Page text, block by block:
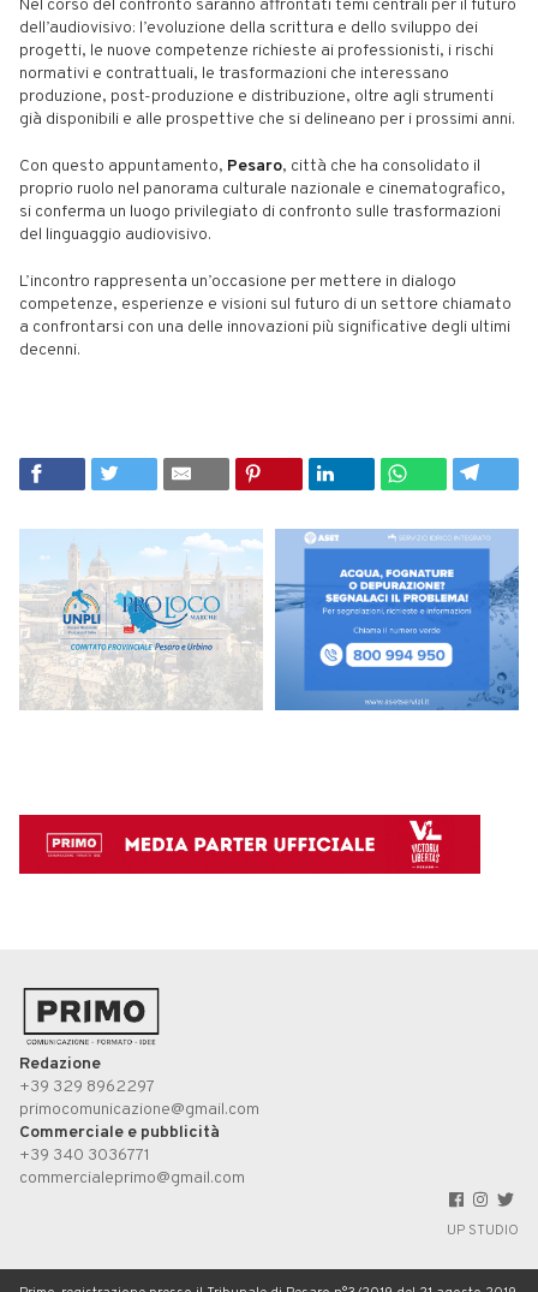
Nel corso del confronto saranno affrontati temi centrali per il futuro
dell’audiovisivo: l’evoluzione della scrittura e dello sviluppo dei
progetti, le nuove competenze richieste ai professionisti, i rischi
normativi e contrattuali, le trasformazioni che interessano
produzione, post-produzione e distribuzione, oltre agli strumenti
già disponibili e alle prospettive che si delineano per i prossimi anni.
Con questo appuntamento, Pesaro, città che ha consolidato il
proprio ruolo nel panorama culturale nazionale e cinematografico,
si conferma un luogo privilegiato di confronto sulle trasformazioni
del linguaggio audiovisivo.
L’incontro rappresenta un’occasione per mettere in dialogo
competenze, esperienze e visioni sul futuro di un settore chiamato
a confrontarsi con una delle innovazioni più significative degli ultimi
decenni.
Redazione
+39 329 8962297
primocomunicazione@gmail.com
Commerciale e pubblicità
+39 340 3036771
commercialeprimo@gmail.com
UP STUDIO